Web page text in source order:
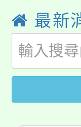
徵才
局官
8月
開!
115
田
桃
最新